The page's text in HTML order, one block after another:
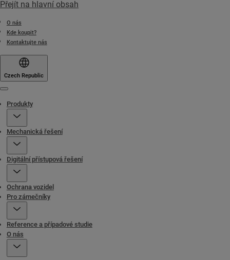
Přejít na hlavní obsah
O nás
Kde koupit?
Kontaktujte nás
Czech Republic
Produkty
Mechanická řešení
Digitální přístupová řešení
Ochrana vozidel
Pro zámečníky
Reference a případové studie
O nás